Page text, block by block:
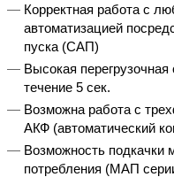
Корректная работа с
автоматизацией
пуска (САП)
Высокая
течение 5 сек.
Возможна работа с
АКФ (автоматический
Возможность подкачки
потребления (МАП